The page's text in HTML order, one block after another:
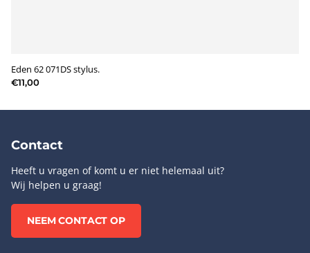
Eden 62 071DS stylus.
€11,00
Contact
Heeft u vragen of komt u er niet helemaal uit?
Wij helpen u graag!
NEEM CONTACT OP